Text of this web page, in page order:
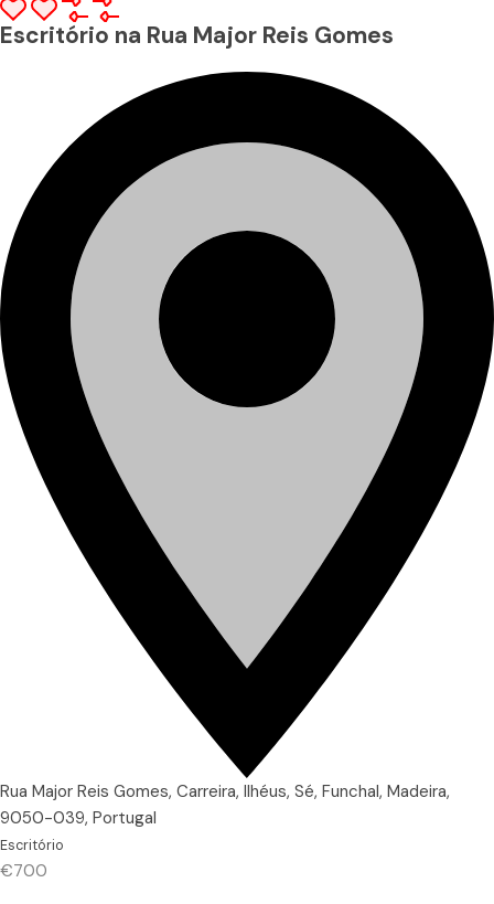
Escritório na Rua Major Reis Gomes
Rua Major Reis Gomes, Carreira, Ilhéus, Sé, Funchal, Madeira,
9050-039, Portugal
Escritório
€700